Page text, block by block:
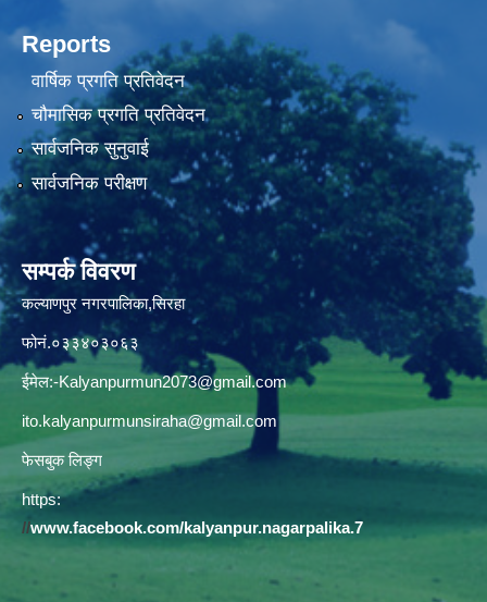
Reports
वार्षिक प्रगति प्रतिवेदन
चौमासिक प्रगति प्रतिवेदन
सार्वजनिक सुनुवाई
सार्वजनिक परीक्षण
सम्पर्क विवरण
कल्याणपुर नगरपालिका,सिरहा
फोनं.०३३४०३०६३
ईमेल:-Kalyanpurmun2073@gmail.com
ito.kalyanpurmunsiraha@gmail.com
फेसबुक लिङ्ग
https:
//www.facebook.com/kalyanpur.nagarpalika.7